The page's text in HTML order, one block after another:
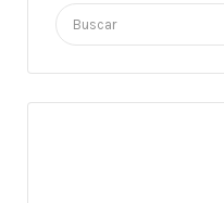
Buscar
por: